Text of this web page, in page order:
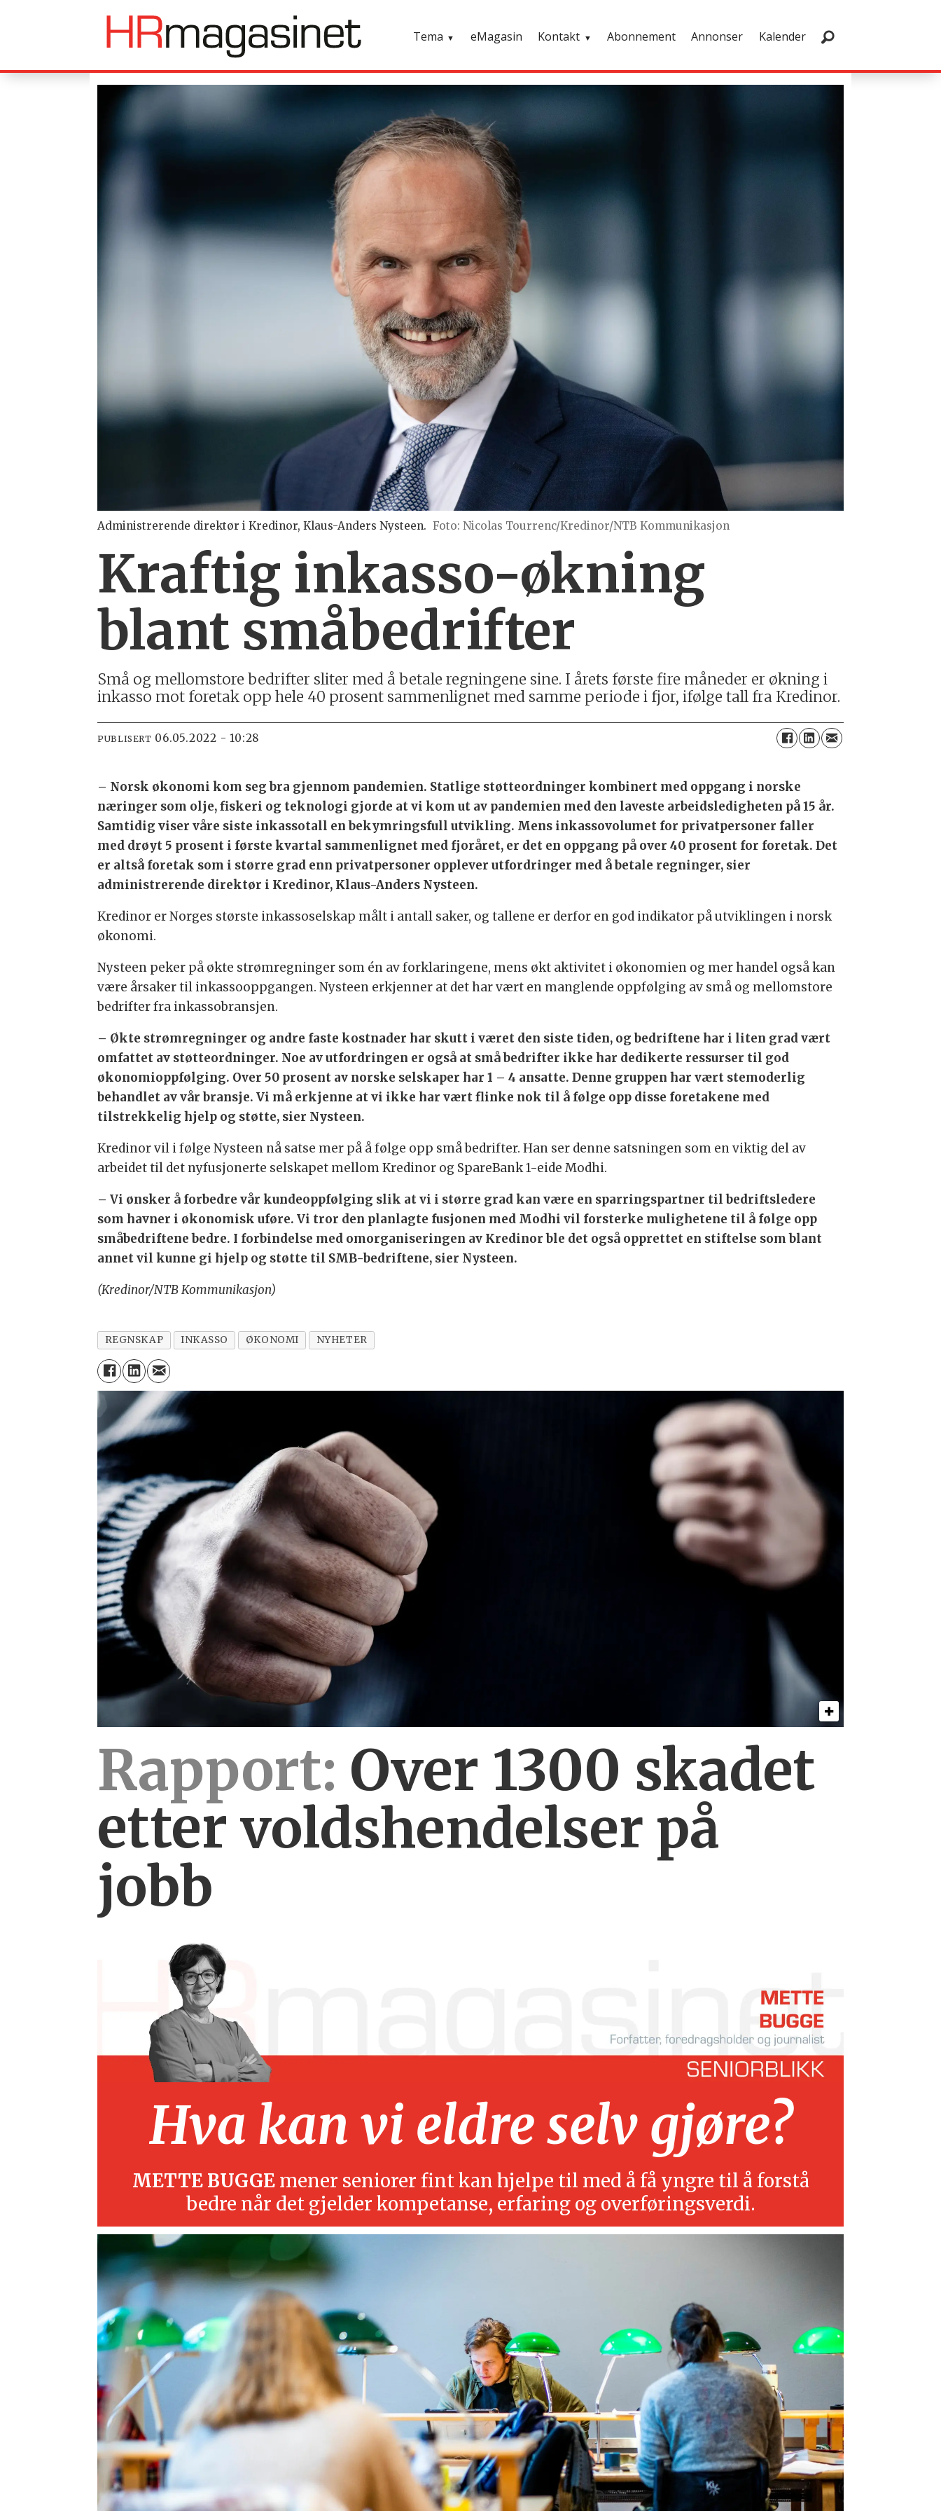
Tema eMagasin Kontakt Abonnement Annonser Kalender
Administrerende direktør i Kredinor, Klaus-Anders Nysteen. Foto: Nicolas Tourrenc/Kredinor/NTB Kommunikasjon
Kraftig inkasso-økning
blant småbedrifter
Små og mellomstore bedrifter sliter med å betale regningene sine. I årets første fire måneder er økning i
inkasso mot foretak opp hele 40 prosent sammenlignet med samme periode i fjor, ifølge tall fra Kredinor.
PUBLISERT 06.05.2022 - 10:28
– Norsk økonomi kom seg bra gjennom pandemien. Statlige støtteordninger kombinert med oppgang i norske
næringer som olje, fiskeri og teknologi gjorde at vi kom ut av pandemien med den laveste arbeidsledigheten på 15 år.
Samtidig viser våre siste inkassotall en bekymringsfull utvikling. Mens inkassovolumet for privatpersoner faller
med drøyt 5 prosent i første kvartal sammenlignet med fjoråret, er det en oppgang på over 40 prosent for foretak. Det
er altså foretak som i større grad enn privatpersoner opplever utfordringer med å betale regninger, sier
administrerende direktør i Kredinor, Klaus-Anders Nysteen.
Kredinor er Norges største inkassoselskap målt i antall saker, og tallene er derfor en god indikator på utviklingen i norsk
økonomi.
Nysteen peker på økte strømregninger som én av forklaringene, mens økt aktivitet i økonomien og mer handel også kan
være årsaker til inkassooppgangen. Nysteen erkjenner at det har vært en manglende oppfølging av små og mellomstore
bedrifter fra inkassobransjen.
– Økte strømregninger og andre faste kostnader har skutt i været den siste tiden, og bedriftene har i liten grad vært
omfattet av støtteordninger. Noe av utfordringen er også at små bedrifter ikke har dedikerte ressurser til god
økonomioppfølging. Over 50 prosent av norske selskaper har 1 – 4 ansatte. Denne gruppen har vært stemoderlig
behandlet av vår bransje. Vi må erkjenne at vi ikke har vært flinke nok til å følge opp disse foretakene med
tilstrekkelig hjelp og støtte, sier Nysteen.
Kredinor vil i følge Nysteen nå satse mer på å følge opp små bedrifter. Han ser denne satsningen som en viktig del av
arbeidet til det nyfusjonerte selskapet mellom Kredinor og SpareBank 1-eide Modhi.
– Vi ønsker å forbedre vår kundeoppfølging slik at vi i større grad kan være en sparringspartner til bedriftsledere
som havner i økonomisk uføre. Vi tror den planlagte fusjonen med Modhi vil forsterke mulighetene til å følge opp
småbedriftene bedre. I forbindelse med omorganiseringen av Kredinor ble det også opprettet en stiftelse som blant
annet vil kunne gi hjelp og støtte til SMB-bedriftene, sier Nysteen.
(Kredinor/NTB Kommunikasjon)
REGNSKAP INKASSO ØKONOMI NYHETER
Rapport: Over 1300 skadet
etter voldshendelser på
jobb
Hva kan vi eldre selv gjøre?
METTE BUGGEmener seniorer fint kan hjelpe til med å få yngre til å forstå
bedre når det gjelder kompetanse, erfaring og overføringsverdi.